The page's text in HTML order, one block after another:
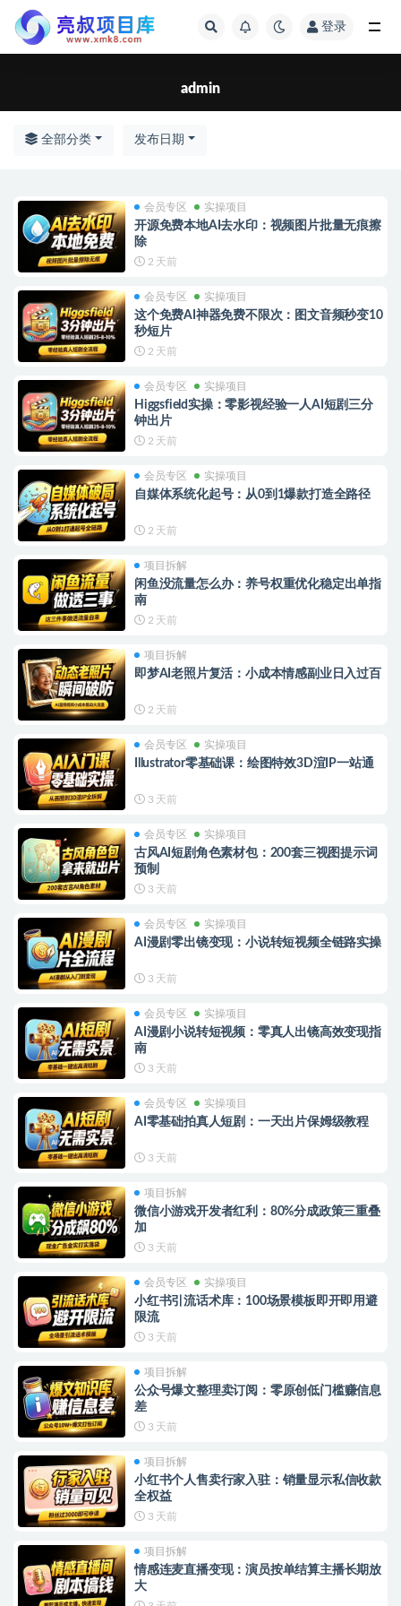
登录
admin
全部分类 发布日期
会员专区 实操项目
开源免费本地AI去水印：视频图片批量无痕擦
除
2 天前
会员专区 实操项目
这个免费AI神器免费不限次：图文音频秒变10
秒短片
2 天前
会员专区 实操项目
Higgsfield实操：零影视经验一人AI短剧三分
钟出片
2 天前
会员专区 实操项目
自媒体系统化起号：从0到1爆款打造全路径
2 天前
项目拆解
闲鱼没流量怎么办：养号权重优化稳定出单指
南
2 天前
项目拆解
即梦AI老照片复活：小成本情感副业日入过百
2 天前
会员专区 实操项目
Illustrator零基础课：绘图特效3D渲IP一站通
3 天前
会员专区 实操项目
古风AI短剧角色素材包：200套三视图提示词
预制
3 天前
会员专区 实操项目
AI漫剧零出镜变现：小说转短视频全链路实操
3 天前
会员专区 实操项目
AI漫剧小说转短视频：零真人出镜高效变现指
南
3 天前
会员专区 实操项目
AI零基础拍真人短剧：一天出片保姆级教程
3 天前
项目拆解
微信小游戏开发者红利：80%分成政策三重叠
加
3 天前
会员专区 实操项目
小红书引流话术库：100场景模板即开即用避
限流
3 天前
项目拆解
公众号爆文整理卖订阅：零原创低门槛赚信息
差
3 天前
项目拆解
小红书个人售卖行家入驻：销量显示私信收款
全权益
3 天前
项目拆解
情感连麦直播变现：演员按单结算主播长期放
大